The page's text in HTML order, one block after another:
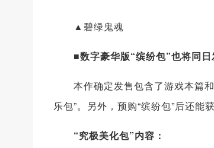
▲碧绿鬼魂
■数字豪华版“缤纷包”也将同日
本作确定发售包含了游戏本篇和
乐包”。另外，预购“缤纷包”后还能
“究极美化包”内容：